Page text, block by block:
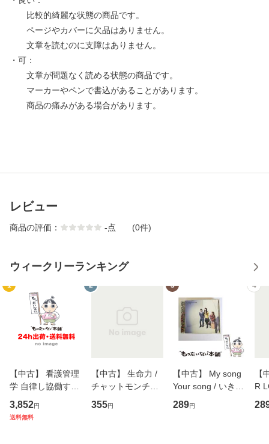
比較的綺麗な状態の商品です。
ページやカバーに欠品はありません。
文章を読むのに支障はありません。
・可：
文章が問題なく読める状態の商品です。
マーカーやペンで書込があることがあります。
商品の痛みがある場合があります。
レビュー
商品の評価： -点 (0件)
ウィークリーランキング
1
【中古】 看護管理
学 自律し協働する
専門職の看護マネ
ジメントスキル 改
3,852円
送料無料
2
【中古】 生命力 /
チャットモンチー /
キューンレコード
[CD]【メール便送
355円
3
【中古】 My song
Your song / いきも
のがかり / [CD]
【メール便送料無
289円
4
【
R
産